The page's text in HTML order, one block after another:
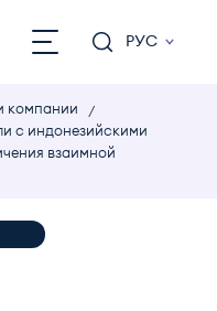
РУС
компании
с индонезийскими
взаимной